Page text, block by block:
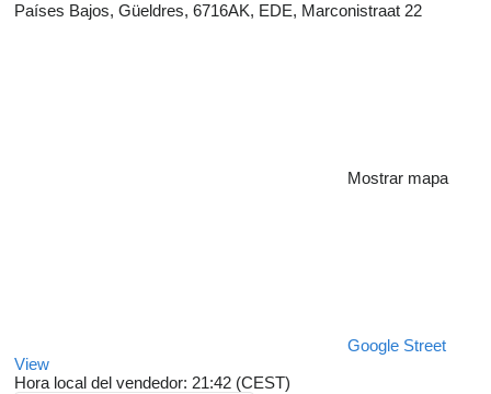
Países Bajos, Güeldres, 6716AK, EDE, Marconistraat 22
Mostrar mapa
Google Street
View
Hora local del vendedor: 21:42 (CEST)